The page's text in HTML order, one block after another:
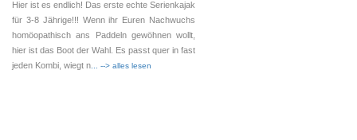
Hier ist es endlich! Das erste echte Serienkajak
für 3-8 Jährige!!! Wenn ihr Euren Nachwuchs
homöopathisch ans Paddeln gewöhnen wollt,
hier ist das Boot der Wahl. Es passt quer in fast
jeden Kombi, wiegt n ... --> alles lesen